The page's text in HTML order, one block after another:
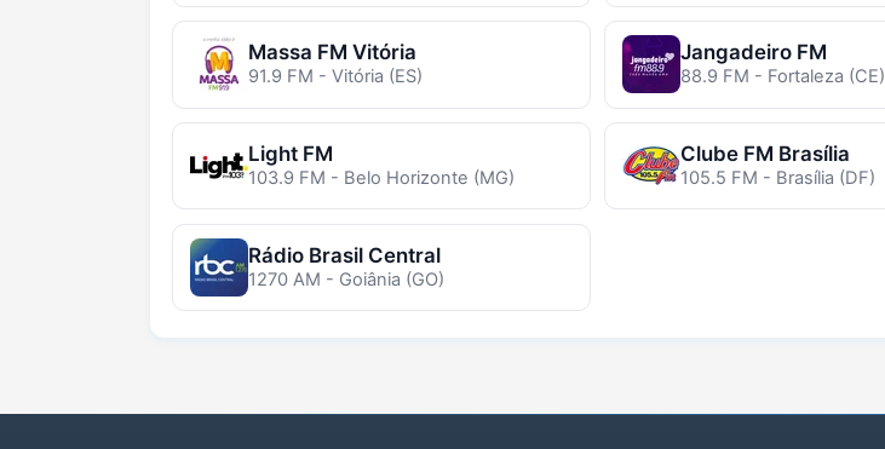
Massa FM Vitória
91.9 FM - Vitória (ES)
Jangadeiro FM
88.9 FM - Fortaleza (CE)
Light FM
103.9 FM - Belo Horizonte (MG)
Clube FM Brasília
105.5 FM - Brasília (DF)
Rádio Brasil Central
1270 AM - Goiânia (GO)